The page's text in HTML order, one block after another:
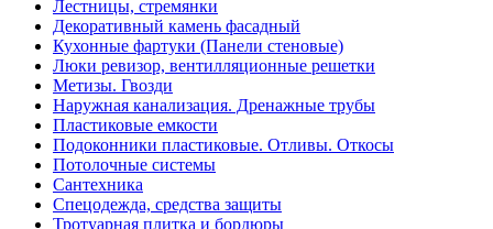
Лестницы, стремянки
Декоративный камень фасадный
Кухонные фартуки (Панели стеновые)
Люки ревизор, вентилляционные решетки
Метизы. Гвозди
Наружная канализация. Дренажные трубы
Пластиковые емкости
Подоконники пластиковые. Отливы. Откосы
Потолочные системы
Сантехника
Спецодежда, средства защиты
Тротуарная плитка и бордюры